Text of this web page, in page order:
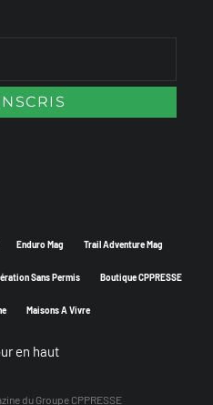
Enduro Mag Trail Adventure Mag
Sans Permis Boutique CPPRESSE
Maisons A Vivre
en haut
du Groupe CPPRESSE